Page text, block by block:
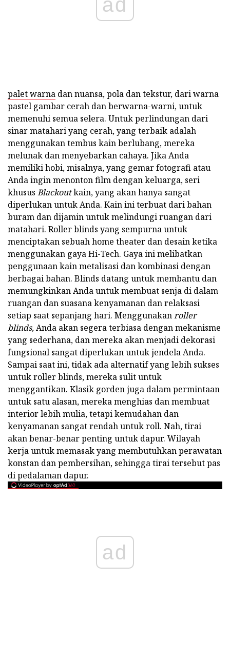
palet warna dan nuansa, pola dan tekstur, dari warna
pastel gambar cerah dan berwarna-warni, untuk
memenuhi semua selera. Untuk perlindungan dari
sinar matahari yang cerah, yang terbaik adalah
menggunakan tembus kain berlubang, mereka
melunak dan menyebarkan cahaya. Jika Anda
memiliki hobi, misalnya, yang gemar fotografi atau
Anda ingin menonton film dengan keluarga, seri
khusus Blackoutkain, yang akan hanya sangat
diperlukan untuk Anda. Kain ini terbuat dari bahan
buram dan dijamin untuk melindungi ruangan dari
matahari. Roller blinds yang sempurna untuk
menciptakan sebuah home theater dan desain ketika
menggunakan gaya Hi-Tech. Gaya ini melibatkan
penggunaan kain metalisasi dan kombinasi dengan
berbagai bahan. Blinds datang untuk membantu dan
memungkinkan Anda untuk membuat senja di dalam
ruangan dan suasana kenyamanan dan relaksasi
setiap saat sepanjang hari. Menggunakanroller
blinds,Anda akan segera terbiasa dengan mekanisme
yang sederhana, dan mereka akan menjadi dekorasi
fungsional sangat diperlukan untuk jendela Anda.
Sampai saat ini, tidak ada alternatif yang lebih sukses
untuk roller blinds, mereka sulit untuk
menggantikan. Klasik gorden juga dalam permintaan
untuk satu alasan, mereka menghias dan membuat
interior lebih mulia, tetapi kemudahan dan
kenyamanan sangat rendah untuk roll. Nah, tirai
akan benar-benar penting untuk dapur. Wilayah
kerja untuk memasak yang membutuhkan perawatan
konstan dan pembersihan, sehingga tirai tersebut pas
di pedalaman dapur.
ad